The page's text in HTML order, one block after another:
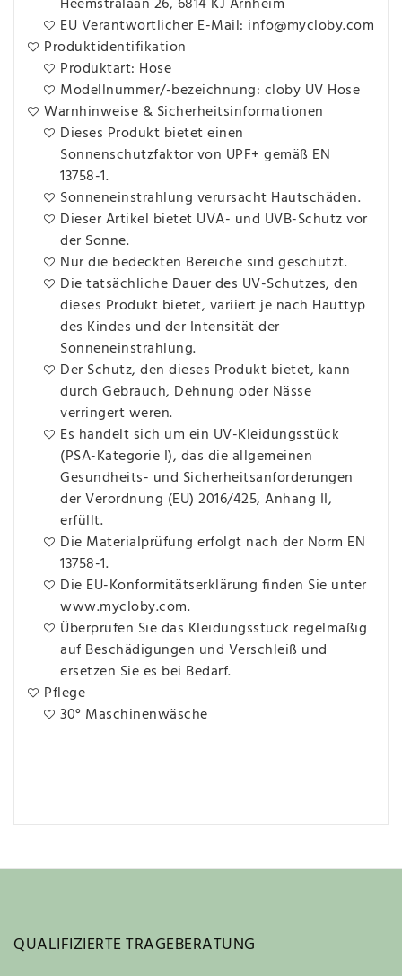
Heemstralaan 26, 6814 KJ Arnheim
EU Verantwortlicher E-Mail: info@mycloby.com
Produktidentifikation
Produktart: Hose
Modellnummer/-bezeichnung: cloby UV Hose
Warnhinweise & Sicherheitsinformationen
Dieses Produkt bietet einen
Sonnenschutzfaktor von UPF+ gemäß EN
13758-1.
Sonneneinstrahlung verursacht Hautschäden.
Dieser Artikel bietet UVA- und UVB-Schutz vor
der Sonne.
Nur die bedeckten Bereiche sind geschützt.
Die tatsächliche Dauer des UV-Schutzes, den
dieses Produkt bietet, variiert je nach Hauttyp
des Kindes und der Intensität der
Sonneneinstrahlung.
Der Schutz, den dieses Produkt bietet, kann
durch Gebrauch, Dehnung oder Nässe
verringert weren.
Es handelt sich um ein UV-Kleidungsstück
(PSA-Kategorie I), das die allgemeinen
Gesundheits- und Sicherheitsanforderungen
der Verordnung (EU) 2016/425, Anhang II,
erfüllt.
Die Materialprüfung erfolgt nach der Norm EN
13758-1.
Die EU-Konformitätserklärung finden Sie unter
www.mycloby.com.
Überprüfen Sie das Kleidungsstück regelmäßig
auf Beschädigungen und Verschleiß und
ersetzen Sie es bei Bedarf.
Pflege
30° Maschinenwäsche
QUALIFIZIERTE TRAGEBERATUNG